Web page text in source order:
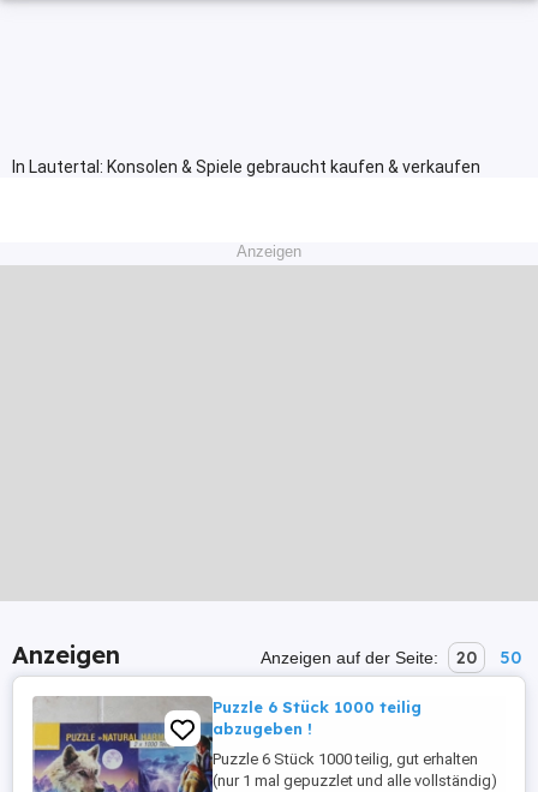
In Lautertal: Konsolen & Spiele gebraucht kaufen & verkaufen
Anzeigen
Anzeigen Anzeigen auf der Seite: 20 50
Puzzle 6 Stück 1000 teilig
abzugeben !
Puzzle 6 Stück 1000 teilig, gut erhalten
(nur 1 mal gepuzzlet und alle vollständig)